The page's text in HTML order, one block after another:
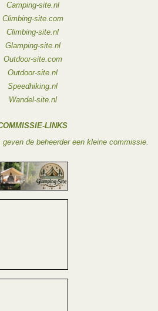
Camping-site.nl
Climbing-site.com
Climbing-site.nl
Glamping-site.nl
Outdoor-site.com
Outdoor-site.nl
Speedhiking.nl
Wandel-site.nl
LINKS
de beheerder een kleine commissie.